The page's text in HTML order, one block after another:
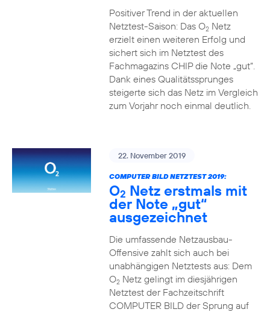
Positiver Trend in der aktuellen
Netztest-Saison: Das O2Netz
erzielt einen weiteren Erfolg und
sichert sich im Netztest des
Fachmagazins CHIP die Note „gut“.
Dank eines Qualitätssprunges
steigerte sich das Netz im Vergleich
zum Vorjahr noch einmal deutlich.
22. November 2019
COMPUTER BILD NETZTEST 2019:
O2 Netz erstmals mit
der Note „gut“
ausgezeichnet
Die umfassende Netzausbau-
Offensive zahlt sich auch bei
unabhängigen Netztests aus: Dem
O2Netz gelingt im diesjährigen
Netztest der Fachzeitschrift
COMPUTER BILD der Sprung auf